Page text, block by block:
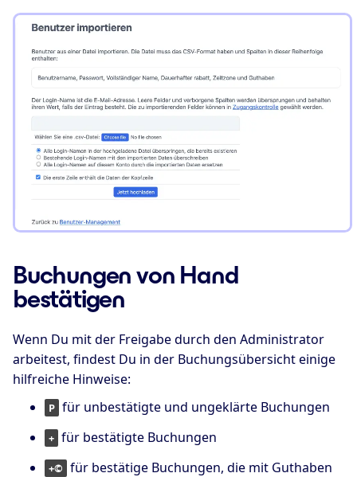
Buchungen von Hand
bestätigen
Wenn Du mit der Freigabe durch den Administrator
arbeitest, findest Du in der Buchungsübersicht einige
hilfreiche Hinweise:
P für unbestätigte und ungeklärte Buchungen
+ für bestätigte Buchungen
+© für bestätige Buchungen, die mit Guthaben